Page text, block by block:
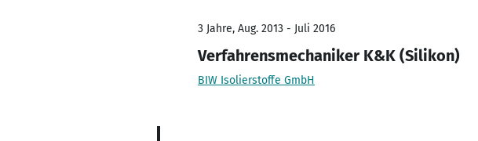
3 Jahre, Aug. 2013 - Juli 2016
Verfahrensmechaniker K&K (Silikon)
BIW Isolierstoffe GmbH